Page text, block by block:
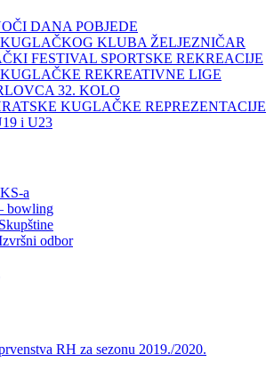
DANA POBJEDE
KLUBA ŽELJEZNIČAR
FESTIVAL SPORTSKE REKREACIJE
KUGLAČKE REKREATIVNE LIGE
32. KOLO
KUGLAČKE REPREZENTACIJE
i U23
a
bowling
odbor
RH za sezonu 2019./2020.